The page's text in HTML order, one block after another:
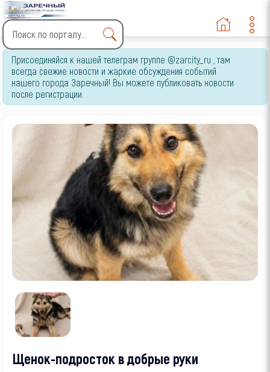
Type 2 or more characters
for results.
Присоединяйся к нашей телеграм группе @zarcity_ru , там
всегда свежие новости и жаркие обсуждения событий
нашего города Заречный! Вы можете публиковать новости
после регистрации.
Щенок-подросток в добрые руки